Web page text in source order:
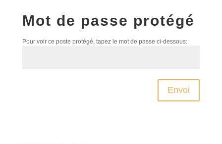
Mot de passe protégé
Pour voir ce poste protégé, tapez le mot de passe ci-dessous:
Envoi